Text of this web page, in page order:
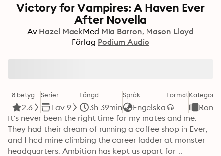
Victory for Vampires: A Haven Ever
After Novella
Av Hazel MackMed Mia Barron Mason Lloyd
Förlag Podium Audio
8 betyg
2.6
Serier
1 av 9
Längd
3h 39min
Språk
Engelska
FormatKategori
It's never been the right time for my mates and me.
They had their dream of running a coffee shop in Ever,
and I had mine climbing the career ladder at monster
headquarters. Ambition has kept us apart for